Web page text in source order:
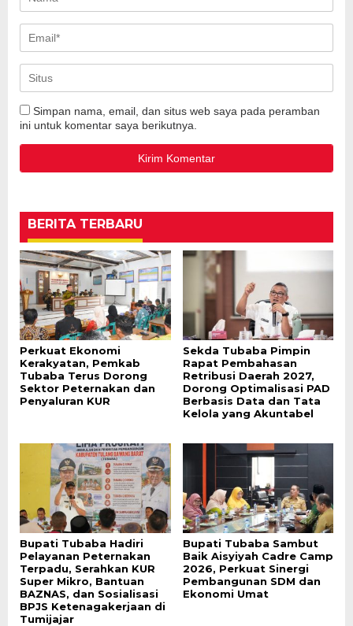
Simpan nama, email, dan situs web saya pada peramban
ini untuk komentar saya berikutnya.
BERITA TERBARU
Perkuat Ekonomi
Kerakyatan, Pemkab
Tubaba Terus Dorong
Sektor Peternakan dan
Penyaluran KUR
Sekda Tubaba Pimpin
Rapat Pembahasan
Retribusi Daerah 2027,
Dorong Optimalisasi PAD
Berbasis Data dan Tata
Kelola yang Akuntabel
Bupati Tubaba Hadiri
Pelayanan Peternakan
Terpadu, Serahkan KUR
Super Mikro, Bantuan
BAZNAS, dan Sosialisasi
BPJS Ketenagakerjaan di
Tumijajar
Bupati Tubaba Sambut
Baik Aisyiyah Cadre Camp
2026, Perkuat Sinergi
Pembangunan SDM dan
Ekonomi Umat